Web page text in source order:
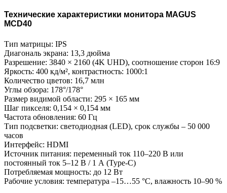
Технические характеристики монитора MAGUS
MCD40
Тип матрицы: IPS
Диагональ экрана: 13,3 дюйма
Разрешение: 3840 × 2160 (4K UHD), соотношение сторон 16:9
Яркость: 400 кд/м², контрастность: 1000:1
Количество цветов: 16,7 млн
Углы обзора: 178°/178°
Размер видимой области: 295 × 165 мм
Шаг пикселя: 0,154 × 0,154 мм
Частота обновления: 60 Гц
Тип подсветки: светодиодная (LED), срок службы – 50 000
часов
Интерфейс: HDMI
Источник питания: переменный ток 110–220 В или
постоянный ток 5–12 В / 1 А (Type-C)
Потребляемая мощность: до 12 Вт
Рабочие условия: температура –15…55 °C, влажность 10–90 %